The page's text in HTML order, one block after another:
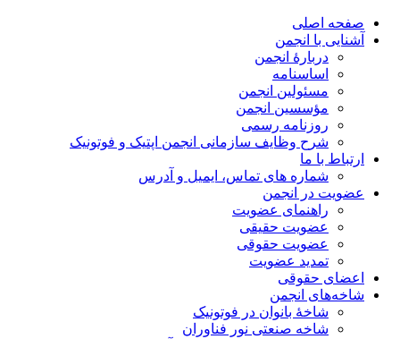
صفحه اصلی
آشنایی با انجمن
دربارۀ انجمن
اساسنامه
مسئولین انجمن
مؤسسین انجمن
روزنامه رسمی
شرح وظایف سازمانی انجمن اپتیک و فوتونیک
ارتباط با ما
شماره های تماس، ایمیل و آدرس
عضویت در انجمن
راهنمای عضویت
عضویت حقیقی
عضویت حقوقی
تمدید عضویت
اعضای حقوقی
شاخه‌های انجمن
شاخۀ بانوان در فوتونیک
شاخه صنعتی نور فناوران